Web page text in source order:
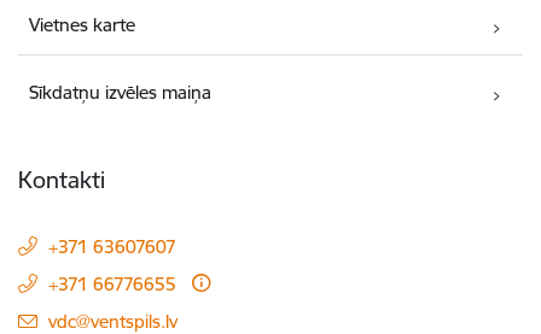
Vietnes karte
Sīkdatņu izvēles maiņa
Kontakti
+371 63607607
+371 66776655
E-pasts:
vdc@ventspils.lv